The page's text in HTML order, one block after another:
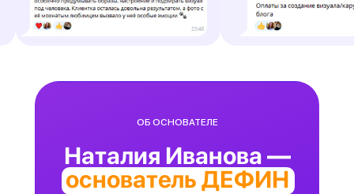
ОБ ОСНОВАТЕЛЕ
Наталия Иванова —
основатель ДЕФИН